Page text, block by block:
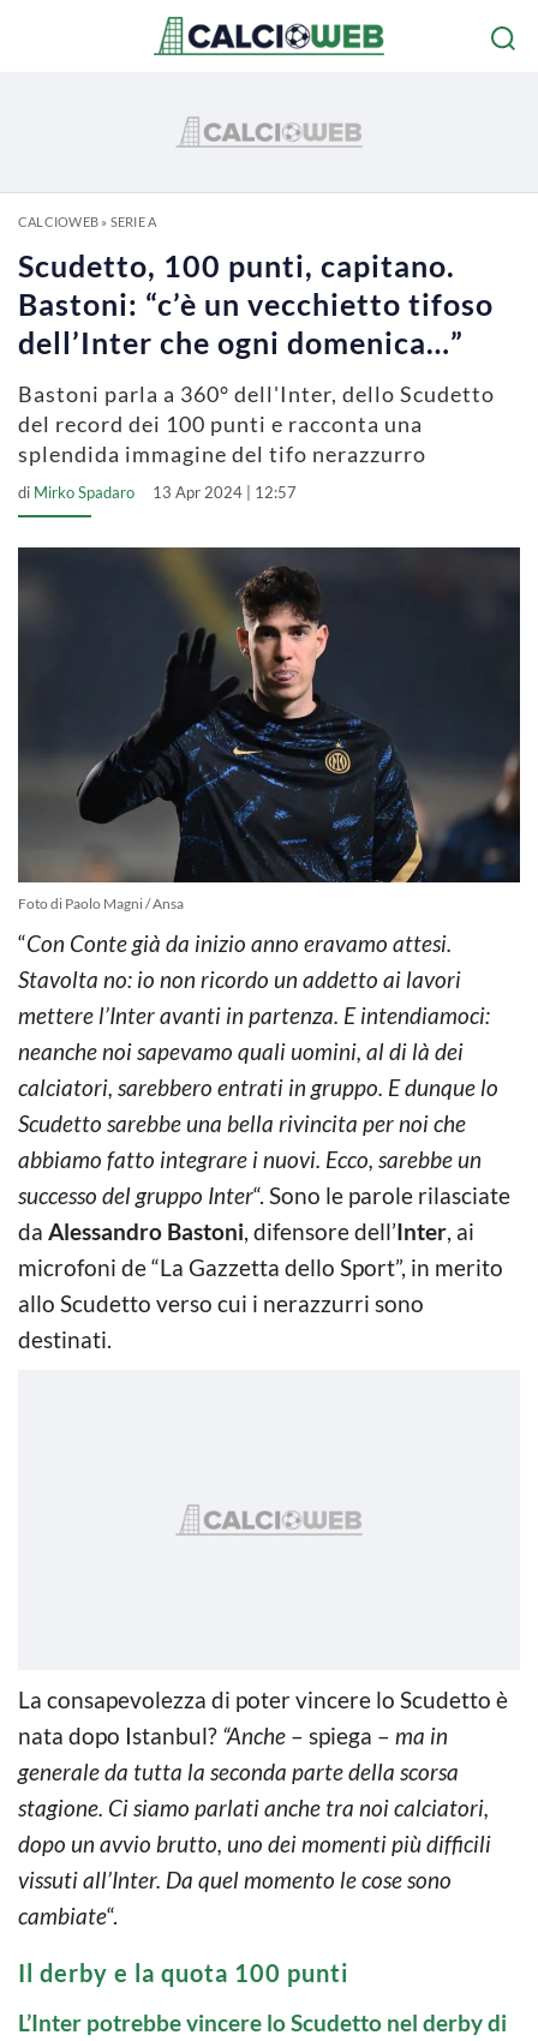
CALCIOWEB» SERIE A
Scudetto, 100 punti, capitano.
Bastoni: “c’è un vecchietto tifoso
dell’Inter che ogni domenica…”
Bastoni parla a 360° dell'Inter, dello Scudetto
del record dei 100 punti e racconta una
splendida immagine del tifo nerazzurro
di Mirko Spadaro 13 Apr 2024 | 12:57
Foto di Paolo Magni / Ansa
“Con Conte già da inizio anno eravamo attesi.
Stavolta no: io non ricordo un addetto ai lavori
mettere l’Inter avanti in partenza. E intendiamoci:
neanche noi sapevamo quali uomini, al di là dei
calciatori, sarebbero entrati in gruppo. E dunque lo
Scudetto sarebbe una bella rivincita per noi che
abbiamo fatto integrare i nuovi. Ecco, sarebbe un
successo del gruppo Inter“. Sono le parole rilasciate
da Alessandro Bastoni, difensore dell’Inter, ai
microfoni de “La Gazzetta dello Sport”, in merito
allo Scudetto verso cui i nerazzurri sono
destinati.
La consapevolezza di poter vincere lo Scudetto è
nata dopo Istanbul? “Anche – spiega – ma in
generale da tutta la seconda parte della scorsa
stagione. Ci siamo parlati anche tra noi calciatori,
dopo un avvio brutto, uno dei momenti più difficili
vissuti all’Inter. Da quel momento le cose sono
cambiate“.
Il derby e la quota 100 punti
L’Inter potrebbe vincere lo Scudetto nel derby di